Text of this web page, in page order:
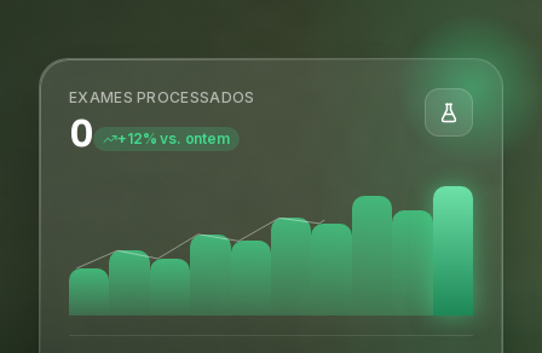
EXAMES PROCESSADOS
0 +12% vs. ontem